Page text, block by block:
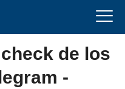
de los
-